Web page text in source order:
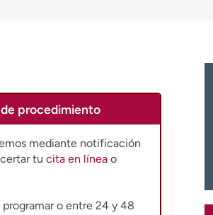
de procedimiento
mediante notificación
tu cita en líneao
o entre 24 y 48